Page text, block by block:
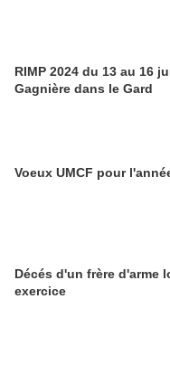
RIMP 2024 du 13 au 16
Gagnière dans le Gard
Voeux UMCF pour
Décés d'un frère d'arme
exercice